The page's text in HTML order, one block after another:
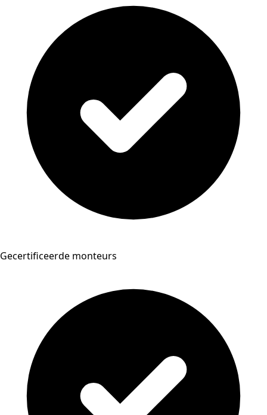
Gecertificeerde monteurs